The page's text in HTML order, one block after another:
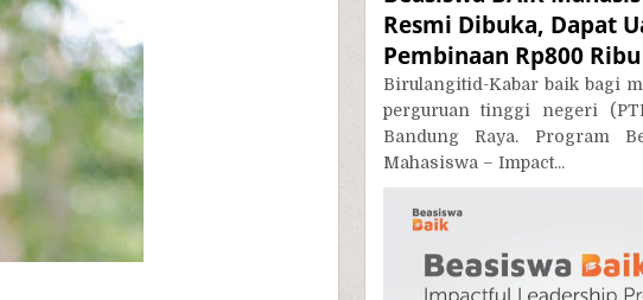
Resmi Dibuka, Dapat
Pembinaan Rp800
Birulangitid-Kabar baik bagi
perguruan tinggi negeri
Bandung Raya. Program
Mahasiswa – Impact...